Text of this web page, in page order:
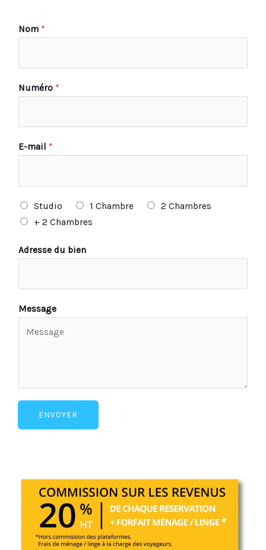
Nom *
Numéro *
E-mail *
Studio 1 Chambre
2 Chambres
+ 2 Chambres
Adresse du bien
Message
ENVOYER